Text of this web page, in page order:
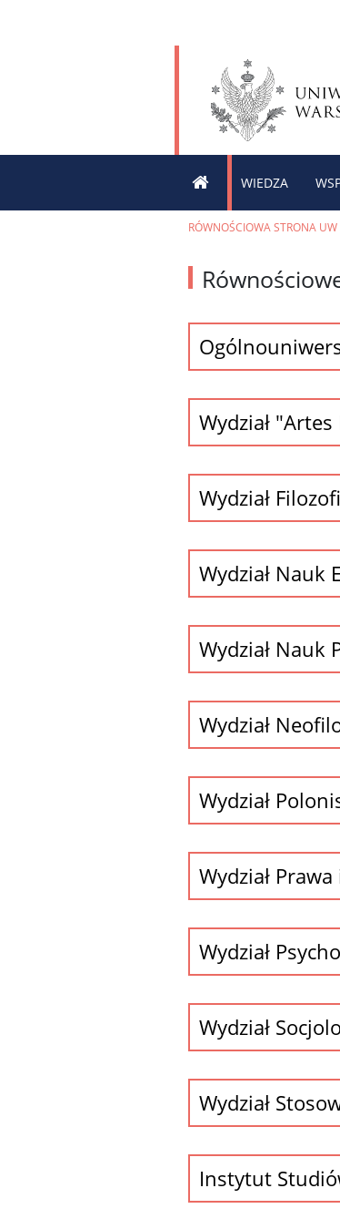
WIEDZA
RÓWNOŚCIOWA STRONA UW
Wydział
Wydział
Wydział Nauk
Wydział Nauk
Wydział
Wydział
Wydział
Wydział
Wydział
Wydział
Instytut